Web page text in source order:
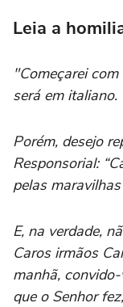
Leia a
"Começarei
será em italiano.
Porém, desejo
Responsorial:
pelas
E, na verdade,
Caros irmãos
manhã,
que o Senhor